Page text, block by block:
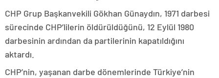
CHP Grup Başkanvekili Gökhan Günaydın, 1971 darbesi
sürecinde CHP’lilerin öldürüldüğünü, 12 Eylül 1980
darbesinin ardından da partilerinin kapatıldığını
aktardı.
CHP’nin, yaşanan darbe dönemlerinde Türkiye’nin